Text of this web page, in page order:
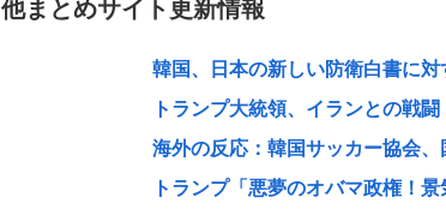
他まとめサイト更新情報
韓国、日本の新しい防衛白書に
トランプ大統領、イランとの戦
海外の反応：韓国サッカー協会
トランプ「悪夢のオバマ政権！